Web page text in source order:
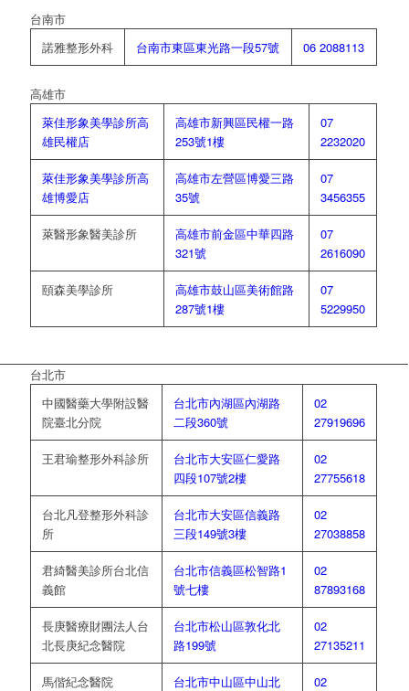
台南市
諾雅整形外科
台南市東區東光路一段57號 06 2088113
高雄市
萊佳形象美學診所高
雄民權店
高雄市新興區民權一路
253號1樓
07
2232020
萊佳形象美學診所高
雄博愛店
高雄市左營區博愛三路
35號
07
3456355
萊醫形象醫美診所
高雄市前金區中華四路
321號
07
2616090
頤森美學診所
高雄市鼓山區美術館路
287號1樓
07
5229950
台北市
中國醫藥大學附設醫
院臺北分院
台北市內湖區內湖路
二段360號
02
27919696
王君瑜整形外科診所
台北市大安區仁愛路
四段107號2樓
02
27755618
台北凡登整形外科診
所
台北市大安區信義路
三段149號3樓
02
27038858
君綺醫美診所台北信
義館
台北市信義區松智路1
號七樓
02
87893168
長庚醫療財團法人台
北長庚紀念醫院
台北市松山區敦化北
路199號
02
27135211
馬偕紀念醫院
台北市中山區中山北
02